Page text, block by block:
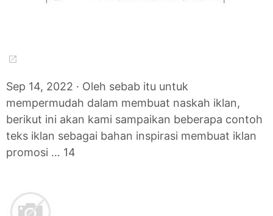
Sep 14, 2022 · Oleh sebab itu untuk
mempermudah dalam membuat naskah iklan,
berikut ini akan kami sampaikan beberapa contoh
teks iklan sebagai bahan inspirasi membuat iklan
promosi … 14